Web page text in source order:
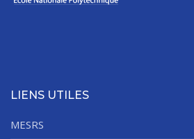
LIENS UTILES
MESRS